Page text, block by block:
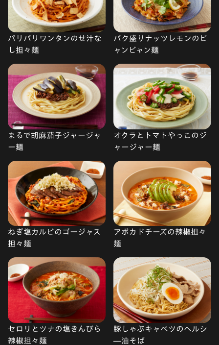
パリパリワンタンのせ汁な
し担々麺
パク盛りナッツレモンのビ
ャンビャン麺
まるで胡麻茄子ジャージャ
ー麺
オクラとトマトやっこのジ
ャージャー麺
ねぎ塩カルビのゴージャス
担々麺
アボカドチーズの辣椒担々
麺
セロリとツナの塩きんぴら
辣椒担々麺
豚しゃぶキャベツのヘルシ
―油そば